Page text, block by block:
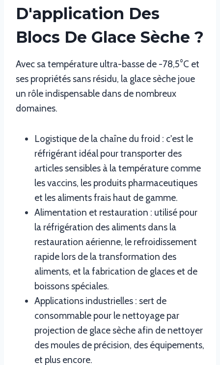
D'application Des
Blocs De Glace Sèche ?
Avec sa température ultra-basse de -78,5°C et
ses propriétés sans résidu, la glace sèche joue
un rôle indispensable dans de nombreux
domaines.
Logistique de la chaîne du froid : c'est le
réfrigérant idéal pour transporter des
articles sensibles à la température comme
les vaccins, les produits pharmaceutiques
et les aliments frais haut de gamme.
Alimentation et restauration : utilisé pour
la réfrigération des aliments dans la
restauration aérienne, le refroidissement
rapide lors de la transformation des
aliments, et la fabrication de glaces et de
boissons spéciales.
Applications industrielles : sert de
consommable pour le nettoyage par
projection de glace sèche afin de nettoyer
des moules de précision, des équipements,
et plus encore.